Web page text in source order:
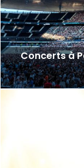
Concerts à